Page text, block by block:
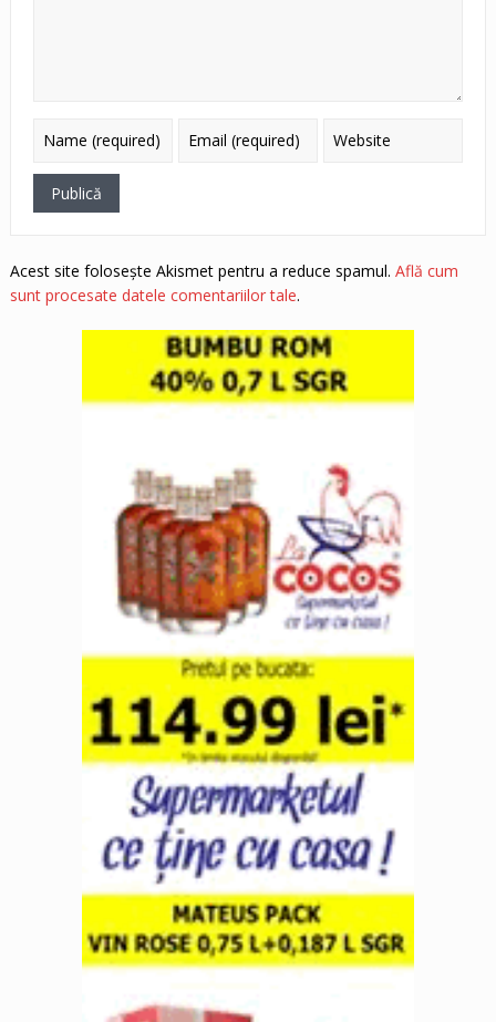
Acest site folosește Akismet pentru a reduce spamul. Află cum
sunt procesate datele comentariilor tale.